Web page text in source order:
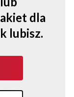
dla
lubisz.